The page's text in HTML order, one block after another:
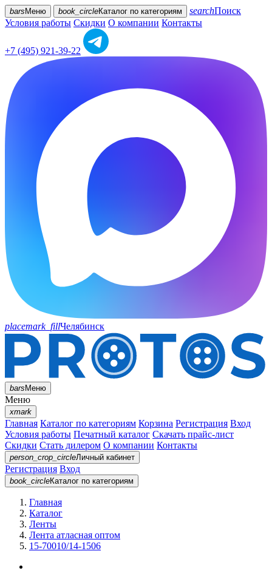
bars Меню book_circleКаталог по категориям searchПоиск
Условия работы Скидки О компании Контакты
+7 (495) 921-39-22
placemark_fillЧелябинск
barsМеню
Меню
xmark
Главная Каталог по категориям Корзина Регистрация Вход
Условия работы Печатный каталог Скачать прайс-лист
Скидки Стать дилером О компании Контакты
person_crop_circleЛичный кабинет
Регистрация Вход
book_circleКаталог по категориям
Главная
Каталог
Ленты
Лента атласная оптом
15-70010/14-1506